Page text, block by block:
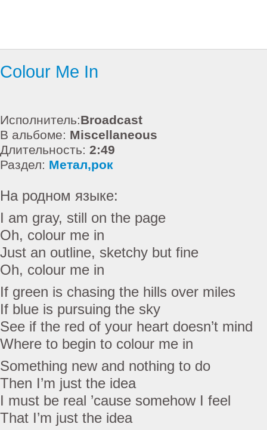
Colour Me In
Исполнитель:Broadcast
В альбоме: Miscellaneous
Длительность: 2:49
Раздел: Метал,рок
На родном языке:
I am gray, still on the page
Oh, colour me in
Just an outline, sketchy but fine
Oh, colour me in
If green is chasing the hills over miles
If blue is pursuing the sky
See if the red of your heart doesn’t mind
Where to begin to colour me in
Something new and nothing to do
Then I’m just the idea
I must be real ’cause somehow I feel
That I’m just the idea